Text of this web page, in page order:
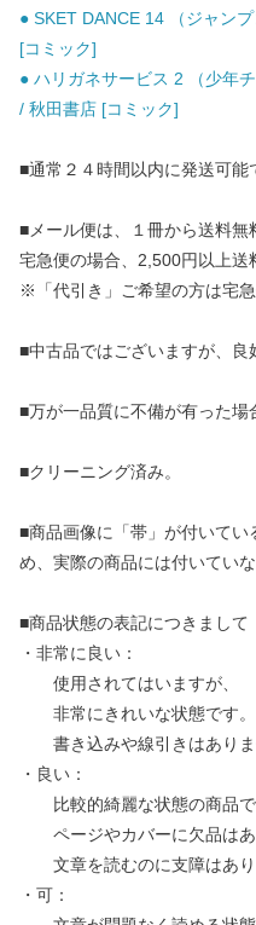
● SKET DANCE 14 （ジャン
[コミック]
● ハリガネサービス 2 （少年
/ 秋田書店 [コミック]
■通常２４時間以内に発送可能
■メール便は、１冊から送料無
宅急便の場合、2,500円以上送
※「代引き」ご希望の方は宅急
■中古品ではございますが、良
■万が一品質に不備が有った場
■クリーニング済み。
■商品画像に「帯」が付いてい
め、実際の商品には付いてい
■商品状態の表記につきまして
・非常に良い：
使用されてはいますが、
非常にきれいな状態です。
書き込みや線引きはありま
・良い：
比較的綺麗な状態の商品で
ページやカバーに欠品はあ
文章を読むのに支障はあり
・可：